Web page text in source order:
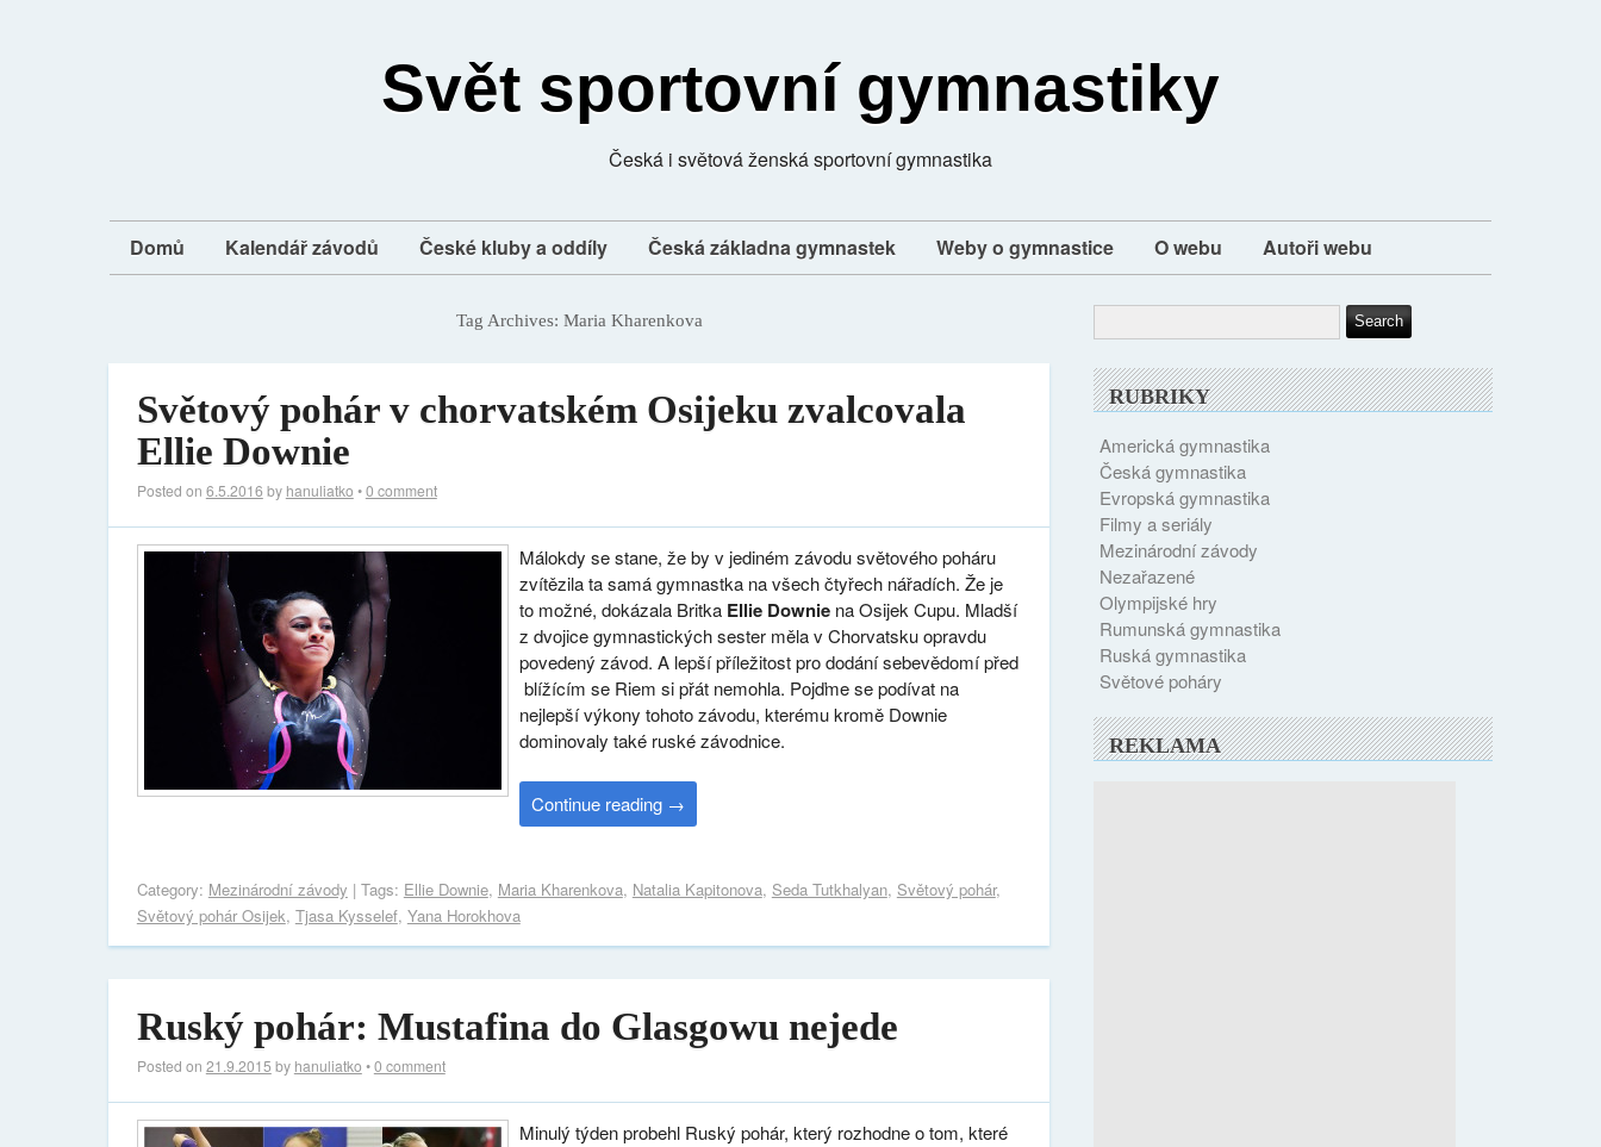
Svět sportovní gymnastiky
Česká i světová ženská sportovní gymnastika
Domů Kalendář závodů České kluby a oddíly Česká základna gymnastek Weby o gymnastice O webu Autoři webu
Tag Archives: Maria Kharenkova
Světový pohár v chorvatském Osijeku zvalcovala
Ellie Downie
Posted on 6.5.2016 by hanuliatko •0 comment
Málokdy se stane, že by v jediném závodu světového poháru
zvítězila ta samá gymnastka na všech čtyřech nářadích. Že je
to možné, dokázala Britka Ellie Downie na Osijek Cupu. Mladší
z dvojice gymnastických sester měla v Chorvatsku opravdu
povedený závod. A lepší příležitost pro dodání sebevědomí před
blížícím se Riem si přát nemohla. Pojďme se podívat na
nejlepší výkony tohoto závodu, kterému kromě Downie
dominovaly také ruské závodnice.
Continue reading →
Category: Mezinárodní závody | Tags: Ellie Downie, Maria Kharenkova, Natalia Kapitonova, Seda Tutkhalyan, Světový pohár,
Světový pohár Osijek, Tjasa Kysselef, Yana Horokhova
Ruský pohár: Mustafina do Glasgowu nejede
Posted on 21.9.2015 by hanuliatko •0 comment
Minulý týden probehl Ruský pohár, který rozhodne o tom, které
RUBRIKY
Americká gymnastika
Česká gymnastika
Evropská gymnastika
Filmy a seriály
Mezinárodní závody
Nezařazené
Olympijské hry
Rumunská gymnastika
Ruská gymnastika
Světové poháry
REKLAMA